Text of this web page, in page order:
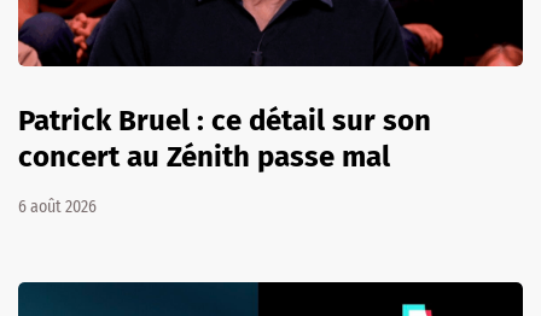
Patrick Bruel : ce détail sur son
concert au Zénith passe mal
6 août 2026